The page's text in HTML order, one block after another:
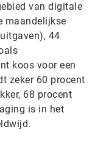
van digitale
maandelijkse
44
koos voor een
zeker 60 procent
68 procent
is in het